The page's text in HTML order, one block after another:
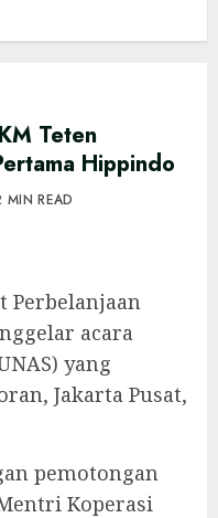
Teten
Hippindo
MIN READ
Perbelanjaan
acara
yang
Jakarta Pusat,
pemotongan
Koperasi